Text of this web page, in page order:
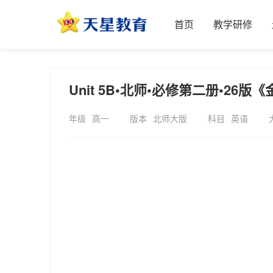
首页 教学研修
Unit 5B•北师•必修第二册•26版
年级 高一 版本 北师大版 科目 英语